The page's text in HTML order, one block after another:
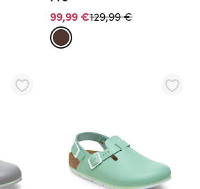
99,99 €Normalpreis
129,99 €